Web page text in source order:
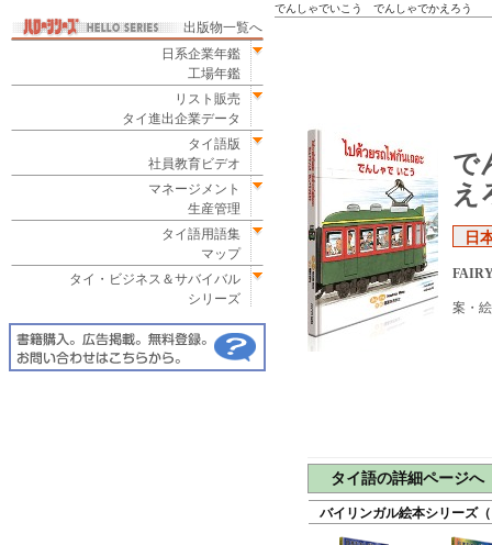
出版物一覧へ
日系企業年鑑
工場年鑑
リスト販売
タイ進出企業データ
タイ語版
社員教育ビデオ
マネージメント
生産管理
タイ語用語集
マップ
タイ・ビジネス＆サバイバル
シリーズ
でんしゃでいこう でんしゃでかえろう
で
え
日
案・
タイ語の詳細ページへ
バイリンガル絵本シリーズ